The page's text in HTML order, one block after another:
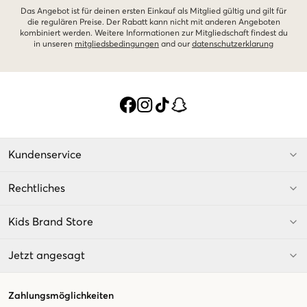
Das Angebot ist für deinen ersten Einkauf als Mitglied gültig und gilt für
die regulären Preise. Der Rabatt kann nicht mit anderen Angeboten
kombiniert werden. Weitere Informationen zur Mitgliedschaft findest du
in unseren mitgliedsbedingungen and our datenschutzerklarung
Kundenservice
Rechtliches
Kids Brand Store
Jetzt angesagt
Zahlungsmöglichkeiten